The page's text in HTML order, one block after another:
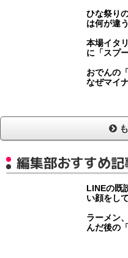
ひな祭り
は何が違
本場イタ
に「スプ
おでんの
なぜマイ
編集部おすすめ記
LINEの既
い顔をし
ラーメン
んだ後の